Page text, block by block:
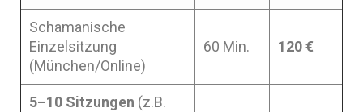
Schamanische
Einzelsitzung
(München/Online)
60 Min. 120 €
5–10 Sitzungen (z.B.